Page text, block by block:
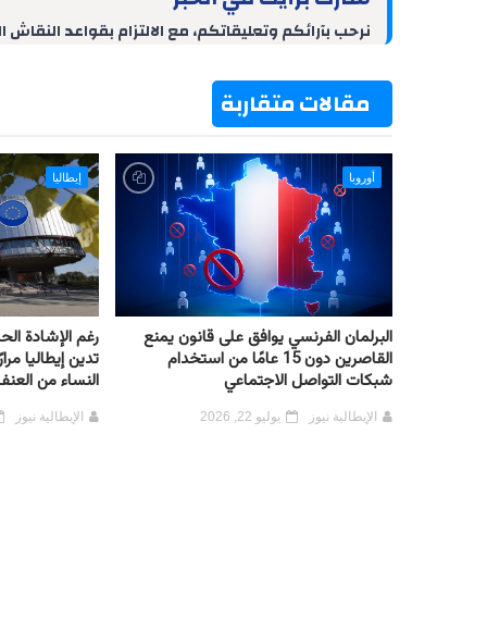
I
e
p
a
o
نرحب بآرائكم وتعليقاتكم، مع الالتزام بقواعد
مقالات متقاربة
أوروبا
البرلمان الفرنسي يوافق على قانون يمنع
القاصرين دون 15 عامًا من استخدام
شبكات التواصل الاجتماعي
الإيطالية نيوز يوليو 22, 2026
إيطاليا
رغم الإشادة
تدين إيطاليا
النساء من
الإيطالية نيوز